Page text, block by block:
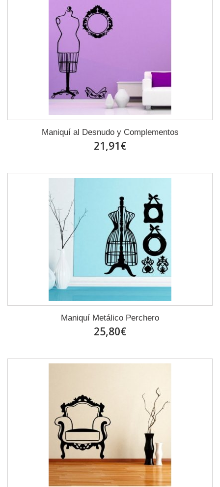
Maniquí al Desnudo y Complementos
21,91€
Maniquí Metálico Perchero
25,80€